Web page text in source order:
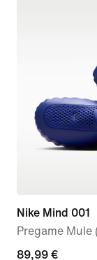
Nike Mind 001
Pregame Mule
89,99 €
89,99 €